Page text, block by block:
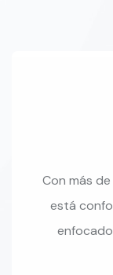
Con más
está